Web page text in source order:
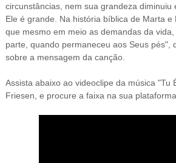
circunstâncias, nem sua grandeza diminuiu
Ele é grande. Na história bíblica de Marta e
que mesmo em meio as demandas da
parte, quando permaneceu aos Seus pés",
sobre a mensagem da canção.
Assista abaixo ao videoclipe da música "Tu
Friesen , e procure a faixa na sua